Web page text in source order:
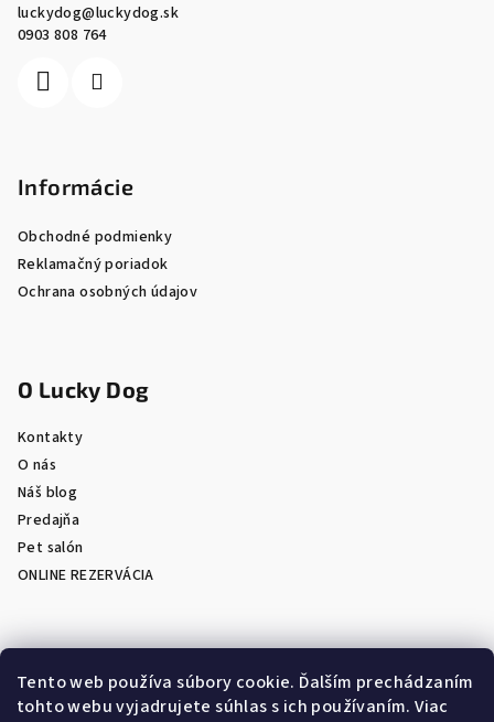
Tento web používa súbory cookie. Ďalším prechádzaním
tohto webu vyjadrujete súhlas s ich používaním. Viac
luckydog@luckydog.sk
0903 808 764
Informácie
Obchodné podmienky
Reklamačný poriadok
Ochrana osobných údajov
O Lucky Dog
Kontakty
O nás
Náš blog
Predajňa
Pet salón
ONLINE REZERVÁCIA
Prijímame online platby